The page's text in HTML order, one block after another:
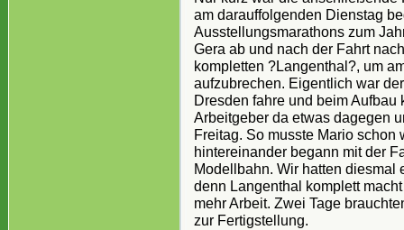
am darauffolgenden Dienstag
Ausstellungsmarathons zum
Gera ab und nach der Fahrt
kompletten ?Langenthal?, um
aufzubrechen. Eigentlich war
Dresden fahre und beim
Arbeitgeber da etwas dagegen
Freitag. So musste Mario
hintereinander begann mit der
Modellbahn. Wir hatten diesmal
denn Langenthal komplett
mehr Arbeit. Zwei Tage
zur Fertigstellung.